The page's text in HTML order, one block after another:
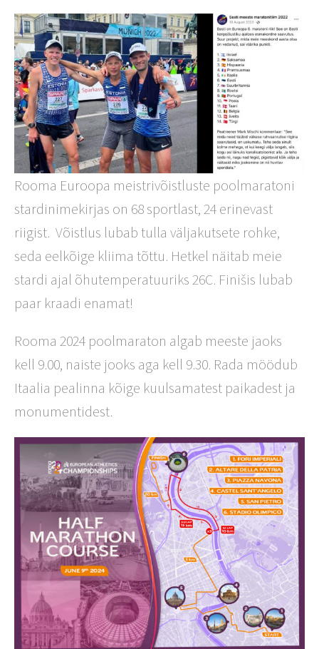
Rooma Euroopa meistrivõistluste poolmaratoni
stardinimekirjas on 68 sportlast, 24 erinevast
riigist. Võistlus lubab tulla väljakutsete rohke,
seda eelkõige kliima tõttu. Hetkel näitab meie
stardi ajal õhutemperatuuriks 26C. Finišis lubab
paar kraadi enamat!
Rooma 2024 poolmaraton algab meeste jaoks
kell 9.00, naiste jooks aga kell 9.30. Rada möödub
Itaalia pealinna kõige kuulsamatest paikadest ja
monumentidest.